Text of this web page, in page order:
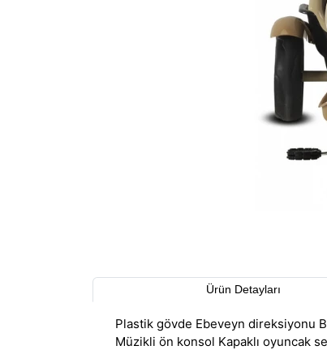
Ürün Detayları
Plastik gövde Ebeveyn direksiyonu
Müzikli ön konsol Kapaklı oyuncak